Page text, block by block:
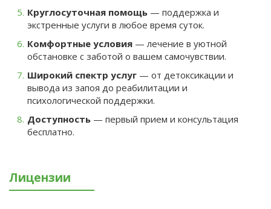
Круглосуточная помощь — поддержка и
экстренные услуги в любое время суток.
Комфортные условия — лечение в уютной
обстановке с заботой о вашем самочувствии.
Широкий спектр услуг — от детоксикации и
вывода из запоя до реабилитации и
психологической поддержки.
Доступность — первый прием и консультация
бесплатно.
Лицензии